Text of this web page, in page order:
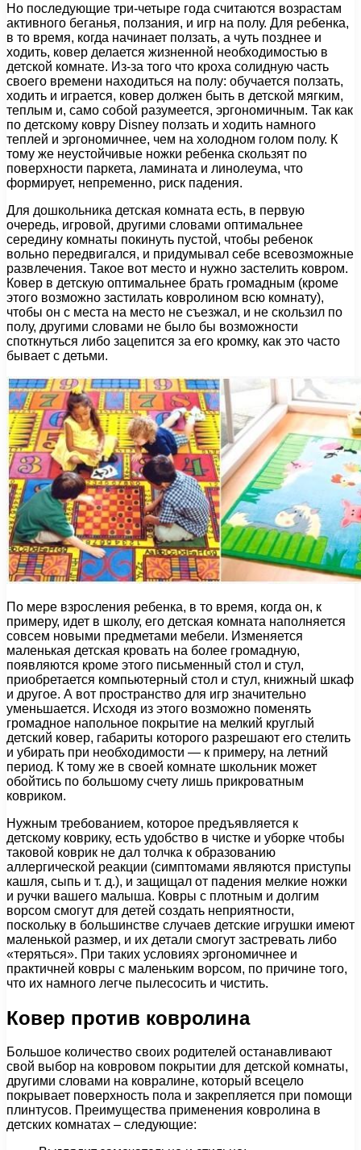
Но последующие три-четыре года считаются возрастам
активного беганья, ползания, и игр на полу. Для ребенка,
в то время, когда начинает ползать, а чуть позднее и
ходить, ковер делается жизненной необходимостью в
детской комнате. Из-за того что кроха солидную часть
своего времени находиться на полу: обучается ползать,
ходить и играется, ковер должен быть в детской мягким,
теплым и, само собой разумеется, эргономичным. Так как
по детскому ковру Disney ползать и ходить намного
теплей и эргономичнее, чем на холодном голом полу. К
тому же неустойчивые ножки ребенка скользят по
поверхности паркета, ламината и линолеума, что
формирует, непременно, риск падения.
Для дошкольника детская комната есть, в первую
очередь, игровой, другими словами оптимальнее
середину комнаты покинуть пустой, чтобы ребенок
вольно передвигался, и придумывал себе всевозможные
развлечения. Такое вот место и нужно застелить ковром.
Ковер в детскую оптимальнее брать громадным (кроме
этого возможно застилать ковролином всю комнату),
чтобы он с места на место не съезжал, и не скользил по
полу, другими словами не было бы возможности
споткнуться либо зацепится за его кромку, как это часто
бывает с детьми.
По мере взросления ребенка, в то время, когда он, к
примеру, идет в школу, его детская комната наполняется
совсем новыми предметами мебели. Изменяется
маленькая детская кровать на более громадную,
появляются кроме этого письменный стол и стул,
приобретается компьютерный стол и стул, книжный шкаф
и другое. А вот пространство для игр значительно
уменьшается. Исходя из этого возможно поменять
громадное напольное покрытие на мелкий круглый
детский ковер, габариты которого разрешают его стелить
и убирать при необходимости — к примеру, на летний
период. К тому же в своей комнате школьник может
обойтись по большому счету лишь прикроватным
ковриком.
Нужным требованием, которое предъявляется к
детскому коврику, есть удобство в чистке и уборке чтобы
таковой коврик не дал толчка к образованию
аллергической реакции (симптомами являются приступы
кашля, сыпь и т. д.), и защищал от падения мелкие ножки
и ручки вашего малыша. Ковры с плотным и долгим
ворсом смогут для детей создать неприятности,
поскольку в большинстве случаев детские игрушки имеют
маленькой размер, и их детали смогут застревать либо
«теряться». При таких условиях эргономичнее и
практичней ковры с маленьким ворсом, по причине того,
что их намного легче пылесосить и чистить.
Ковер против ковролина
Большое количество своих родителей останавливают
свой выбор на ковровом покрытии для детской комнаты,
другими словами на ковралине, который всецело
покрывает поверхность пола и закрепляется при помощи
плинтусов. Преимущества применения ковролина в
детских комнатах – следующие: